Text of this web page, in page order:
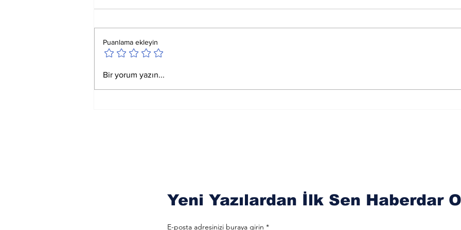
Ay Yay Burcunda
Akreplere Etkileri
Puanlama ekleyin
Bir yorum yazın...
Yeni Yazılardan İlk Sen Haberdar
E-posta adresinizi buraya girin